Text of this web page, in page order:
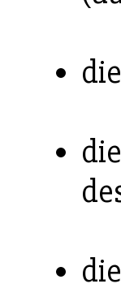
die
die